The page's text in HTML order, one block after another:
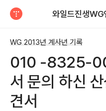
WG 2013년 계사년 기록
010 -8325-
서 문의 하신
견서